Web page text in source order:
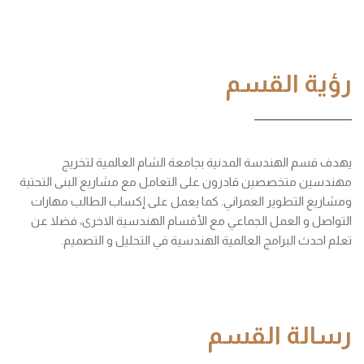
رؤية القسم
يهدف قسم الهندسة المدنية بجامعة الشام العالمية لتخريج
مهندسين متخصصين قادرون على التعامل مع مشاريع البنى التحتية
ومشاريع التطوير العمراني. كما يعمل على إكساب الطالب مهارات
التواصل و العمل الجماعي مع الأقسام الهندسية الاخرى، فضلا عن
تعلم احدث البرامج العالمية الهندسية في التحليل و التصميم.
رسالة القسم